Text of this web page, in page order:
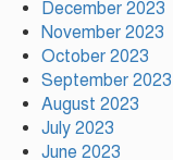
December 2023
November 2023
October 2023
September 2023
August 2023
July 2023
June 2023